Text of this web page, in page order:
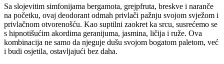
Sa slojevitim simfonijama bergamota, grejpfruta, breskve i naranče
na početku, ovaj deodorant odmah privlači pažnju svojom svježom i
privlačnom otvorenošću. Kao suptilni zaokret ka srcu, susrećemo se
s hipnotišućim akordima geranijuma, jasmina, ličija i ruže. Ova
kombinacija ne samo da njeguje dušu svojom bogatom paletom, već
i budi osjetila, ostavljajući bez daha.